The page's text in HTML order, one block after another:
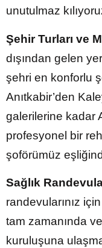
unutulmaz
Şehir Turları ve
dışından gelen
şehri en konforlu
Anıtkabir’den
galerilerine kadar
profesyonel bir
şoförümüz
Sağlık
randevularınız
tam zamanında
kuruluşuna